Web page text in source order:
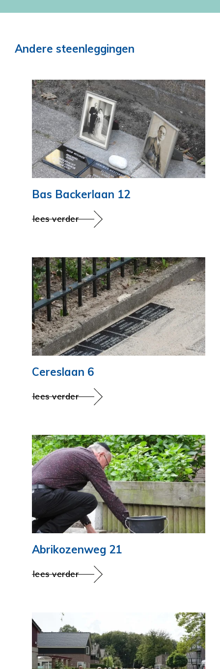
Andere steenleggingen
Bas Backerlaan 12
lees verder
Cereslaan 6
lees verder
Abrikozenweg 21
lees verder